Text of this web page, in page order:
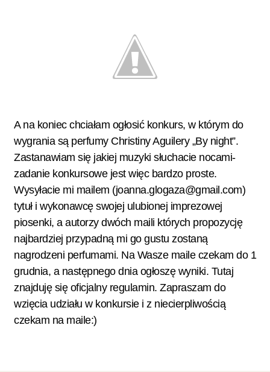
A na koniec chciałam ogłosić konkurs, w którym do
wygrania są perfumy Christiny Aguilery „By night”.
Zastanawiam się jakiej muzyki słuchacie nocami-
zadanie konkursowe jest więc bardzo proste.
Wysyłacie mi mailem (joanna.glogaza@gmail.com)
tytuł i wykonawcę swojej ulubionej imprezowej
piosenki, a autorzy dwóch maili których propozycję
najbardziej przypadną mi go gustu zostaną
nagrodzeni perfumami. Na Wasze maile czekam do 1
grudnia, a następnego dnia ogłoszę wyniki. Tutaj
znajduję się oficjalny regulamin. Zapraszam do
wzięcia udziału w konkursie i z niecierpliwością
czekam na maile:)